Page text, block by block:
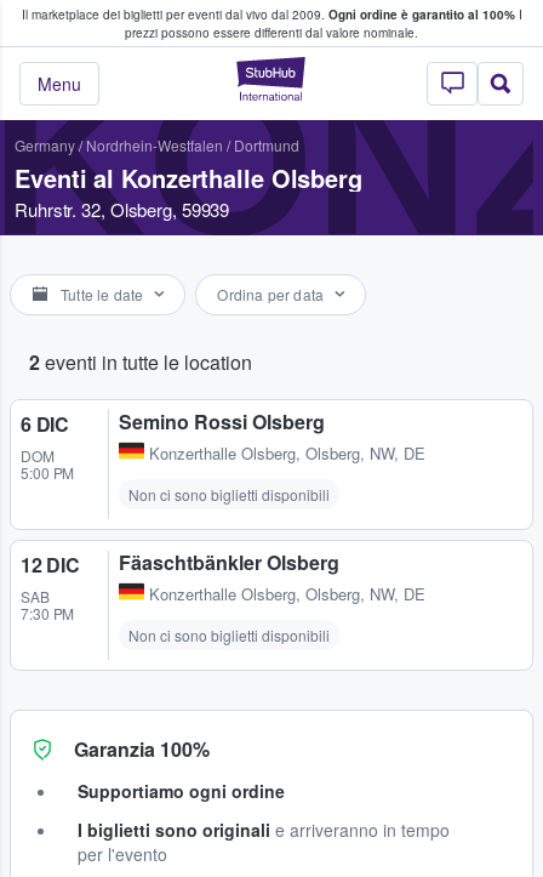
Il marketplace dei biglietti per eventi dal vivo dal 2009. Ogni ordine è garantito al 100%I
prezzi possono essere differenti dal valore nominale.
StubHub - Dove
Menu
fan comprano e vendono biglietti
Germany/Nordrhein-Westfalen / Dortmund
Eventi al Konzerthalle Olsberg
Ruhrstr. 32, Olsberg, 59939
Tutte le date Ordina per data
2eventi in tutte le location
6 DIC
DOM
5:00 PM
Semino Rossi Olsberg
Konzerthalle Olsberg, Olsberg, NW, DE
Non ci sono biglietti disponibili
12 DIC
SAB
7:30 PM
Fäaschtbänkler Olsberg
Konzerthalle Olsberg, Olsberg, NW, DE
Non ci sono biglietti disponibili
Garanzia 100%
Supportiamo ogni ordine
I biglietti sono originali e arriveranno in tempo
per l'evento